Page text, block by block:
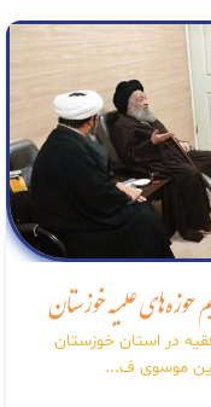
علمیه خوزستان
در استان خوزستان
موسوی ف...